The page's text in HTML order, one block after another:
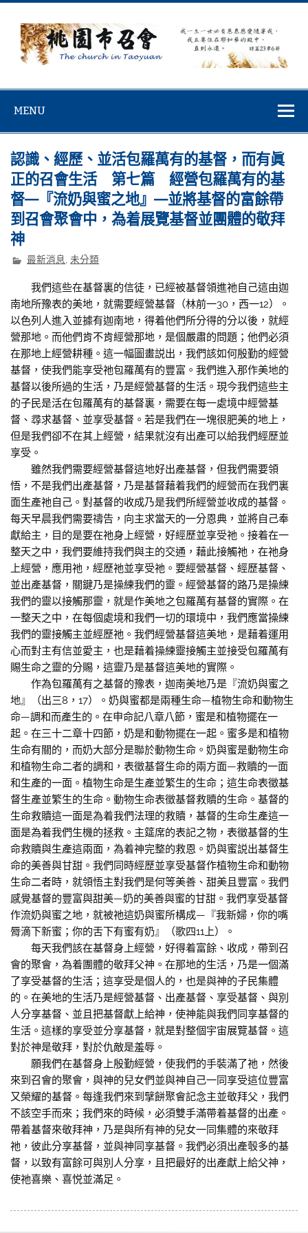
Skip
content
MENU
認識、經歷、並活包羅萬有的基督，而有眞
正的召會生活 第七篇 經營包羅萬有的基
督—『流奶與蜜之地』—並將基督的富餘帶
到召會聚會中，為着展覽基督並團體的敬拜
神
最新消息,未分類
我們這些在基督裏的信徒，已經被基督領進祂自己這由迦
南地所豫表的美地，就需要經營基督（林前一30，西一12）。
以色列人進入並據有迦南地，得着他們所分得的分以後，就經
營那地。而他們肯不肯經營那地，是個嚴肅的問題；他們必須
在那地上經營耕種。這一幅圖畫説出，我們該如何殷勤的經營
基督，使我們能享受祂包羅萬有的豐富。我們進入那作美地的
基督以後所過的生活，乃是經營基督的生活。現今我們這些主
的子民是活在包羅萬有的基督裏，需要在每一處境中經營基
督、尋求基督、並享受基督。若是我們在一塊很肥美的地上，
但是我們卻不在其上經營，結果就沒有出產可以給我們經歷並
享受。
雖然我們需要經營基督這地好出產基督，但我們需要領
悟，不是我們出產基督，乃是基督藉着我們的經營而在我們裏
面生產祂自己。對基督的收成乃是我們所經營並收成的基督。
每天早晨我們需要禱告，向主求當天的一分恩典，並將自己奉
獻給主，目的是要在祂身上經營，好經歷並享受祂。接着在一
整天之中，我們要維持我們與主的交通，藉此接觸祂，在祂身
上經營，應用祂，經歷祂並享受祂。要經營基督、經歷基督、
並出產基督，關鍵乃是操練我們的靈。經營基督的路乃是操練
我們的靈以接觸那靈，就是作美地之包羅萬有基督的實際。在
一整天之中，在每個處境和我們一切的環境中，我們應當操練
我們的靈接觸主並經歷祂。我們經營基督這美地，是藉着運用
心而對主有信並愛主，也是藉着操練靈接觸主並接受包羅萬有
賜生命之靈的分賜，這靈乃是基督這美地的實際。
作為包羅萬有之基督的豫表，迦南美地乃是『流奶與蜜之
地』（出三8，17）。奶與蜜都是兩種生命—植物生命和動物生
命—調和而產生的。在申命記八章八節，蜜是和植物擺在一
起。在三十二章十四節，奶是和動物擺在一起。蜜多是和植物
生命有關的，而奶大部分是聯於動物生命。奶與蜜是動物生命
和植物生命二者的調和，表徵基督生命的兩方面—救贖的一面
和生產的一面。植物生命是生產並繁生的生命；這生命表徵基
督生產並繁生的生命。動物生命表徵基督救贖的生命。基督的
生命救贖這一面是為着我們法理的救贖，基督的生命生產這一
面是為着我們生機的拯救。主筵席的表記之物，表徵基督的生
命救贖與生產這兩面，為着神完整的救恩。奶與蜜説出基督生
命的美善與甘甜。我們同時經歷並享受基督作植物生命和動物
生命二者時，就領悟主對我們是何等美善、甜美且豐富。我們
感覺基督的豐富與甜美—奶的美善與蜜的甘甜。我們享受基督
作流奶與蜜之地，就被祂這奶與蜜所構成—『我新婦，你的嘴
脣滴下新蜜；你的舌下有蜜有奶』（歌四11上）。
每天我們該在基督身上經營，好得着富餘、收成，帶到召
會的聚會，為着團體的敬拜父神。在那地的生活，乃是一個滿
了享受基督的生活；這享受是個人的，也是與神的子民集體
的。在美地的生活乃是經營基督、出產基督、享受基督、與別
人分享基督、並且把基督獻上給神，使神能與我們同享基督的
生活。這樣的享受並分享基督，就是對整個宇宙展覽基督。這
對於神是敬拜，對於仇敵是羞辱。
願我們在基督身上殷勤經營，使我們的手裝滿了祂，然後
來到召會的聚會，與神的兒女們並與神自己一同享受這位豐富
又榮耀的基督。每逢我們來到擘餅聚會記念主並敬拜父，我們
不該空手而來；我們來的時候，必須雙手滿帶着基督的出產。
帶着基督來敬拜神，乃是與所有神的兒女一同集體的來敬拜
祂，彼此分享基督，並與神同享基督。我們必須出產彀多的基
督，以致有富餘可與別人分享，且把最好的出產獻上給父神，
使祂喜樂、喜悦並滿足。